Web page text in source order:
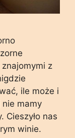
z
ile może i
mamy
Cieszyło nas
winie.